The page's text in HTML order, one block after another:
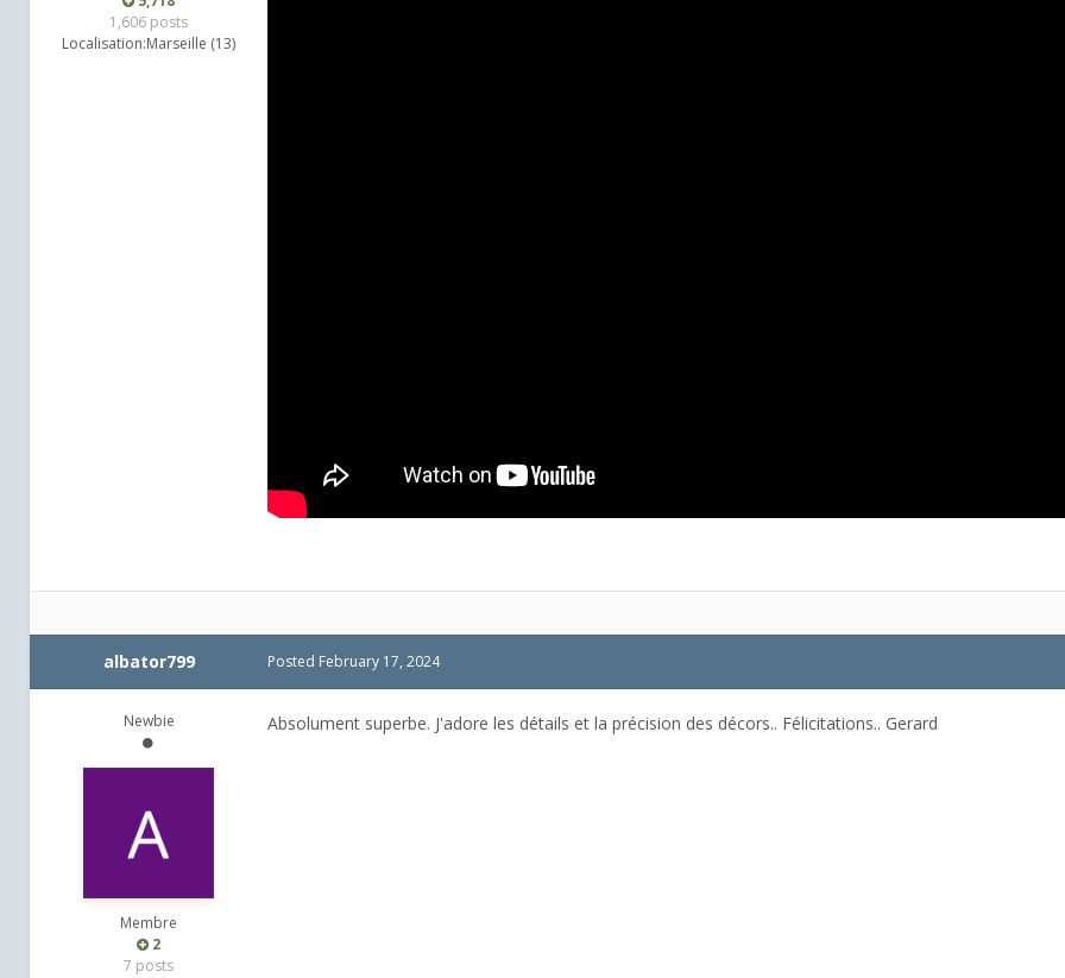
1,606 posts
Localisation:Marseille (13)
albator799
Newbie
Membre
2
7 posts
Posted February 17, 2024
Absolument superbe. J'adore les détails et la précision des décors.. Félicitations.. Gerard